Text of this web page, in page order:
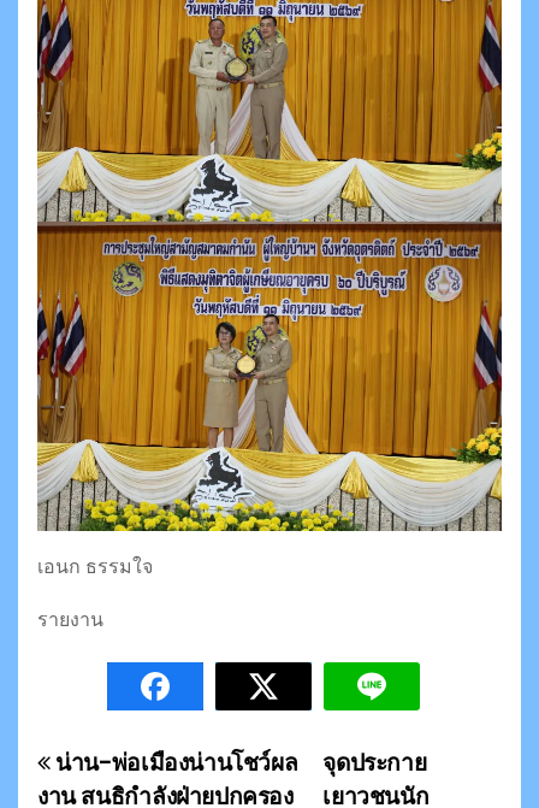
เอนก ธรรมใจ
รายงาน
แ
จุดประกาย
เยาวชนนัก
น่าน-พ่อเมืองน่านโชว์ผล
งาน สนธิกำลังฝ่ายปกครอง